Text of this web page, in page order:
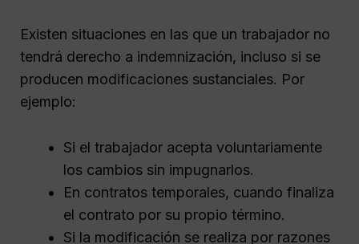
Existen situaciones en las que un trabajador no
tendrá derecho a indemnización, incluso si se
producen modificaciones sustanciales. Por
ejemplo:
Si el trabajador acepta voluntariamente
los cambios sin impugnarlos.
En contratos temporales, cuando finaliza
el contrato por su propio término.
Si la modificación se realiza por razones